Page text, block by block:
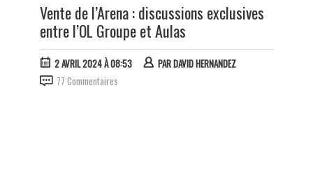
Vente de l’Arena : discussions exclusives
entre l’OL Groupe et Aulas
2 AVRIL 2024 À 08:53 PARDAVID HERNANDEZ
77 Commentaires